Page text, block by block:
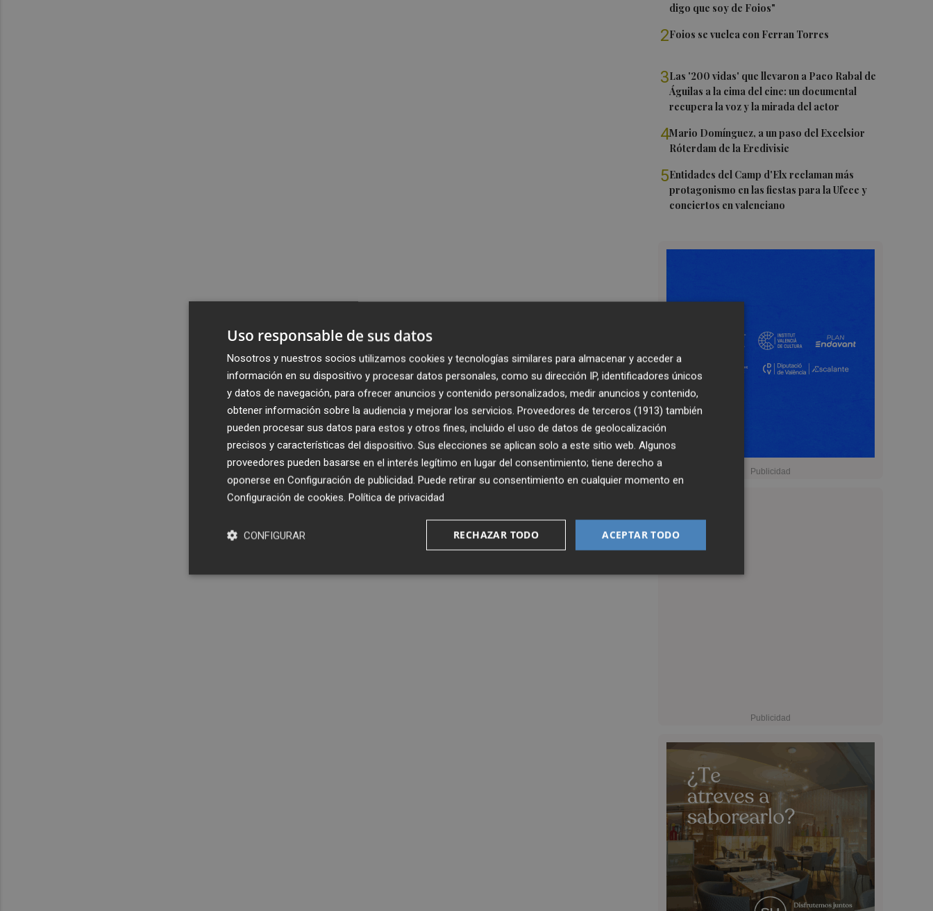
digo que soy de Foios"
2Foios se vuelca con Ferran Torres
3Las '200 vidas' que llevaron a Paco Rabal de
Águilas a la cima del cine: un documental
recupera la voz y la mirada del actor
4Mario Domínguez, a un paso del Excelsior
Róterdam de la Eredivisie
5Entidades del Camp d'Elx reclaman más
protagonismo en las fiestas para la Ufece y
conciertos en valenciano
Uso responsable de sus datos
Nosotros y nuestros socios utilizamos cookies y tecnologías similares para almacenar y acceder a
información en su dispositivo y procesar datos personales, como su dirección IP, identificadores únicos
y datos de navegación, para ofrecer anuncios y contenido personalizados, medir anuncios y contenido,
obtener información sobre la audiencia y mejorar los servicios. Proveedores de terceros (1913) también
pueden procesar sus datos para estos y otros fines, incluido el uso de datos de geolocalización
precisos y características del dispositivo. Sus elecciones se aplican solo a este sitio web. Algunos
proveedores pueden basarse en el interés legítimo en lugar del consentimiento; tiene derecho a
oponerse en Configuración de publicidad. Puede retirar su consentimiento en cualquier momento en
Configuración de cookies. Política de privacidad
ACEPTAR TODO
RECHAZAR TODO
CONFIGURAR